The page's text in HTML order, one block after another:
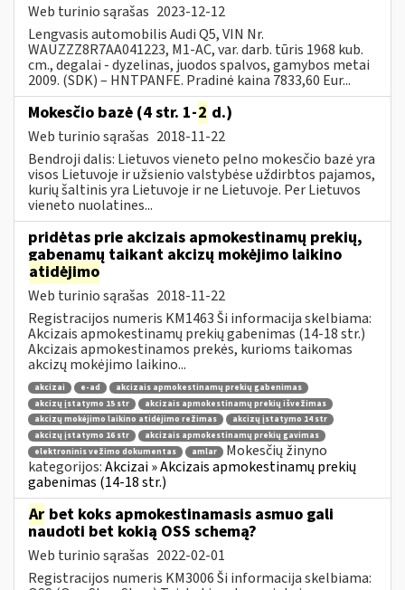
Web turinio sąrašas 2023-12-12
Lengvasis automobilis Audi Q5, VIN Nr.
WAUZZZ8R7AA041223, M1-AC, var. darb. tūris 1968 kub.
cm., degalai - dyzelinas, juodos spalvos, gamybos metai
2009. (SDK) – HNTPANFE. Pradinė kaina 7833,60 Eur...
Mokesčio bazė (4 str. 1-2 d.)
Web turinio sąrašas 2018-11-22
Bendroji dalis: Lietuvos vieneto pelno mokesčio bazė yra
visos Lietuvoje ir užsienio valstybėse uždirbtos pajamos,
kurių šaltinis yra Lietuvoje ir ne Lietuvoje. Per Lietuvos
vieneto nuolatines...
pridėtas prie akcizais apmokestinamų prekių,
gabenamų taikant akcizų mokėjimo laikino
atidėjimo
Web turinio sąrašas 2018-11-22
Registracijos numeris KM1463 Ši informacija skelbiama:
Akcizais apmokestinamų prekių gabenimas (14-18 str.)
Akcizais apmokestinamos prekės, kurioms taikomas
akcizų mokėjimo laikino...
akcizai e-ad
akcizais apmokestinamų prekių gabenimas
akcizų įstatymo 15 str
akcizais apmokestinamų prekių išvežimas
akcizų mokėjimo laikino atidėjimo režimas
akcizų įstatymo 14 str
akcizų įstatymo 16 str
akcizais apmokestinamų prekių gavimas
elektroninis vežimo dokumentas
amlar
Mokesčių žinyno
kategorijos:Akcizai » Akcizais apmokestinamų prekių
gabenimas (14-18 str.)
Ar bet koks apmokestinamasis asmuo gali
naudoti bet kokią OSS schemą?
Web turinio sąrašas 2022-02-01
Registracijos numeris KM3006 Ši informacija skelbiama: